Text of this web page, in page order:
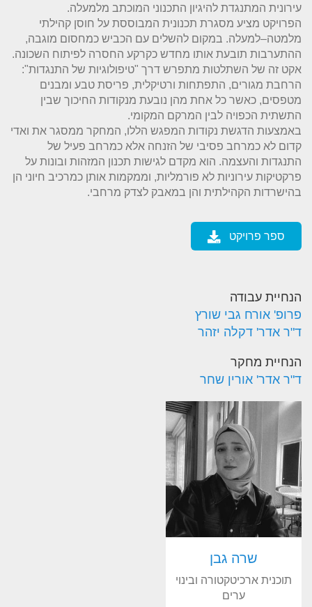
עירונית המתנגדת להיגיון התכנוני המוכתב מלמעלה.
הפרויקט מציע מסגרת תכנונית המבוססת על חוסן קהילתי
מלמטה–למעלה. במקום להשלים עם הכביש כמחסום מוגבה,
ההתערבות תובעת אותו מחדש כקרקע החסרה לפיתוח השכונה.
אקט זה של השתלטות מתפרש דרך "טיפולוגיות של התנגדות":
הרחבת מגורים, התפתחות ורטיקלית, פריסת טבע ומבנים
מטפסים, כאשר כל אחת מהן נובעת מנקודות החיכוך שבין
התשתית הכפויה לבין המרקם המקומי.
באמצעות הדגשת נקודות המפגש הללו, המחקר ממסגר את ואדי
קדום לא כמרחב פסיבי של הזנחה אלא כמרחב פעיל של
התנגדות והעצמה. הוא מקדם לגישות תכנון המזהות ובונות על
פרקטיקות עירוניות לא פורמליות, וממקמות אותן כמרכיב חיוני הן
בהישרדות הקהילתית והן במאבק לצדק מרחבי.
ספר פרויקט
הנחיית עבודה
פרופ' אורח גבי שורץ
ד"ר אדר' דקלה יזהר
הנחיית מחקר
ד"ר אדר' אורין שחר
שרה גבן
תוכנית ארכיטקטורה ובינוי
ערים